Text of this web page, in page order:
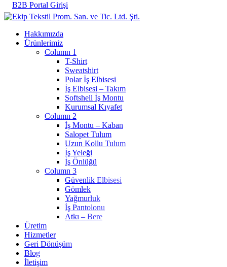
B2B Portal Girişi
Hakkımızda
Ürünlerimiz
Column 1
T-Shirt
Sweatshirt
Polar İş Elbisesi
İş Elbisesi – Takım
Softshell İş Montu
Kurumsal Kıyafet
Column 2
İş Montu – Kaban
Salopet Tulum
Uzun Kollu Tulum
İş Yeleği
İş Önlüğü
Column 3
Güvenlik Elbisesi
Gömlek
Yağmurluk
İş Pantolonu
Atkı – Bere
Üretim
Hizmetler
Geri Dönüşüm
Blog
İletişim